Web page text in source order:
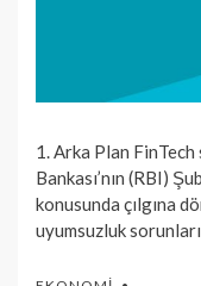
1. Arka Plan
Bankası’nın (RBI)
konusunda çılgına
uyumsuzluk